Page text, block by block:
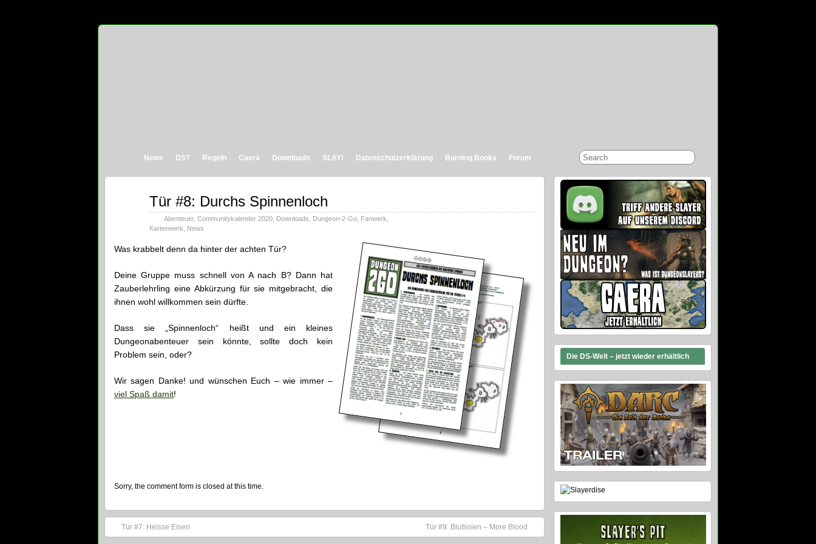
News DS? Regeln Caera Downloads SLAY! Datenschutzerklärung Burning Books Forum
Tür #8: Durchs Spinnenloch
Abenteuer, Communitykalender 2020 Downloads Dungeon-2-Go Fanwerk
Kartenwerk
News
Was krabbelt denn da hinter der achten Tür?
Deine Gruppe muss schnell von A nach B? Dann hat
Zauberlehrling eine Abkürzung für sie mitgebracht, die
ihnen wohl willkommen sein dürfte.
Dass sie „Spinnenloch“ heißt und ein kleines
Dungeonabenteuer sein könnte, sollte doch kein
Problem sein, oder?
Wir sagen Danke! und wünschen Euch – wie immer –
viel Spaß damit!
Sorry, the comment form is closed at this time.
Tür #7: Heisse Eisen Tür #9: Blutlinien – More Blood
Die DS-Welt – jetzt wieder erhältlich